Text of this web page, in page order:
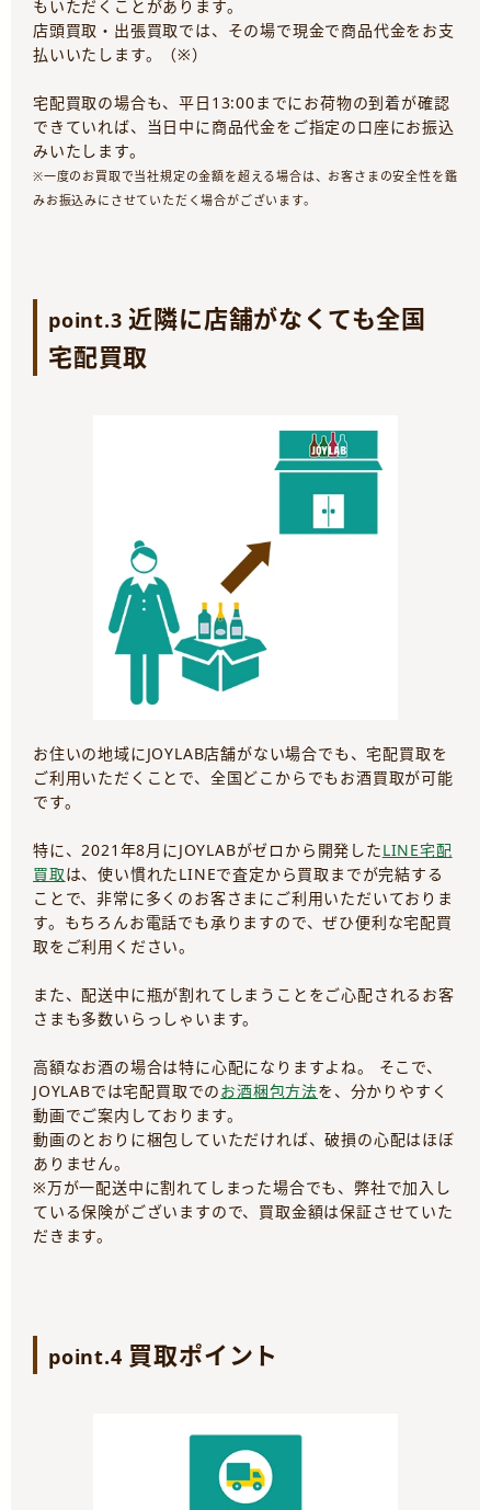
もいただくことがあります。
店頭買取・出張買取では、その場で現金で商品代金をお支
払いいたします。（※）
宅配買取の場合も、平日13:00までにお荷物の到着が確認
できていれば、当日中に商品代金をご指定の口座にお振込
みいたします。
※一度のお買取で当社規定の金額を超える場合は、お客さまの安全性を鑑
みお振込みにさせていただく場合がございます。
point.3 近隣に店舗がなくても全国
宅配買取
お住いの地域にJOYLAB店舗がない場合でも、宅配買取を
ご利用いただくことで、全国どこからでもお酒買取が可能
です。
特に、2021年8月にJOYLABがゼロから開発したLINE宅配
買取は、使い慣れたLINEで査定から買取までが完結する
ことで、非常に多くのお客さまにご利用いただいておりま
す。もちろんお電話でも承りますので、ぜひ便利な宅配買
取をご利用ください。
また、配送中に瓶が割れてしまうことをご心配されるお客
さまも多数いらっしゃいます。
高額なお酒の場合は特に心配になりますよね。 そこで、
JOYLABでは宅配買取でのお酒梱包方法を、分かりやすく
動画でご案内しております。
動画のとおりに梱包していただければ、破損の心配はほぼ
ありません。
※万が一配送中に割れてしまった場合でも、弊社で加入し
ている保険がございますので、買取金額は保証させていた
だきます。
point.4 買取ポイント